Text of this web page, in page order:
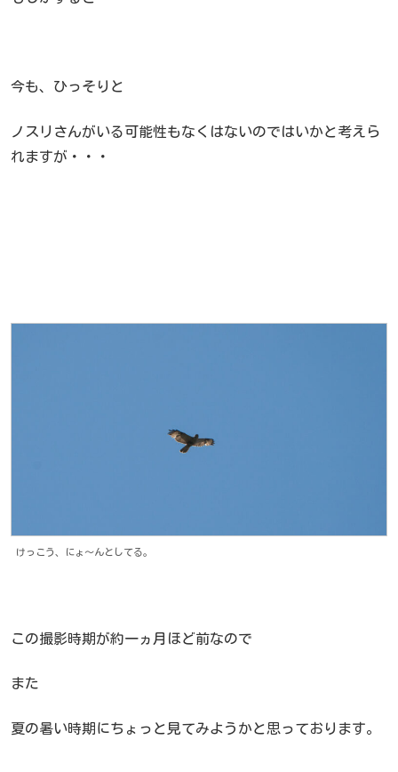
今も、ひっそりと
ノスリさんがいる可能性もなくはないのではいかと考えら
れますが・・・
けっこう、にょ～んとしてる。
この撮影時期が約一ヵ月ほど前なので
また
夏の暑い時期にちょっと見てみようかと思っております。